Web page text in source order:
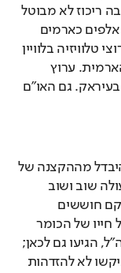
שנה פסטיבל לספרות ארמית. בשבדיה, שבה ריכוז לא מבוטל
של נוצרים מרונים מהגרים, נרשמו עשרות אלפים כארמים
במרשם המדינה. בשבדיה יש אפילו שני ערוצי טלוויזיה בלוויין
שמשדרים חדשות, בידור וספורט בשפה הארמית. ערוץ
טלוויזיה ארמי נוסף משדר מהאזור הכורדי בעיראק. גם האו"ם
קשה להימנע מההקשר הפוליטי: הרצון להיבדל מההקצנה של
עולה שוב ושוב
בשיחות עם המרונים מגוש חלב, אם כי חלקם חוששים
מהזדהות פומבית עם המדינה. האיומים על חייו של הכומר
גבריאל נדאף, שקורא לנוצרים להתגייס לצה"ל, הגיעו גם לכאן;
זאת הסיבה שכמה מהמרואיינים לכתבה ביקשו לא להזדהות